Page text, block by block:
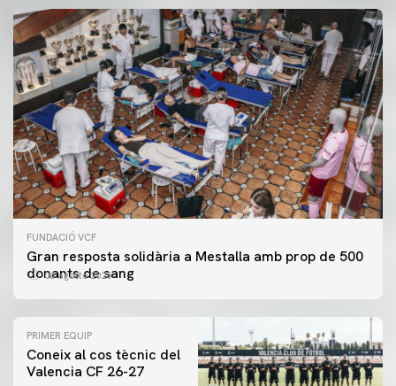
FUNDACIÓ VCF
Gran resposta solidària a Mestalla amb prop de 500
donants de sang
06 agosto 2026
PRIMER EQUIP
Coneix al cos tècnic del
Valencia CF 26-27